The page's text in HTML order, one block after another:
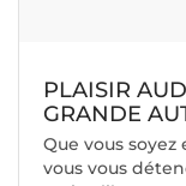
PLAISIR
GRANDE
Que vous
vous vous